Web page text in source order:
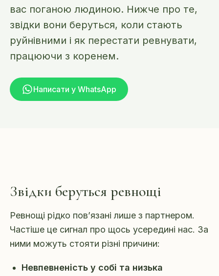
вас поганою людиною. Нижче про те,
звідки вони беруться, коли стають
руйнівними і як перестати ревнувати,
працюючи з коренем.
Написати у WhatsApp
Звідки беруться ревнощі
Ревнощі рідко пов’язані лише з партнером.
Частіше це сигнал про щось усередині нас. За
ними можуть стояти різні причини:
Невпевненість у собі та низька